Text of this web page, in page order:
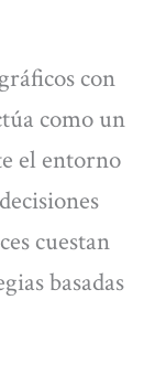
con
como un
el entorno
cuestan
basadas